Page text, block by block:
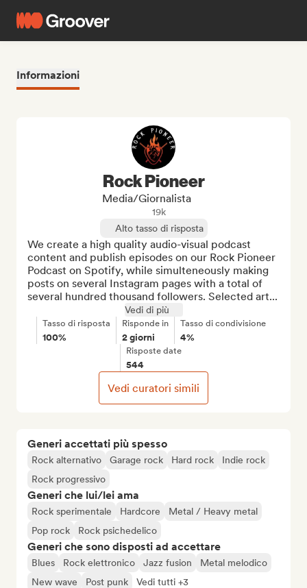
Informazioni
Generi accettati più spesso
Rock alternativo Garage rock Hard rock
Indie rock
Rock progressivo
Generi che lui/lei ama
Rock sperimentale Hardcore
Metal / Heavy metal
Pop rock
Rock psichedelico
Generi che sono disposti ad accettare
Blues Rock elettronico Jazz fusion
Metal melodico
New wave
Post punk Vedi tutti +3
Rock Pioneer
Media/Giornalista
19k
Alto tasso di risposta
We create a high quality audio-visual podcast
content and publish episodes on our Rock Pioneer
Podcast on Spotify, while simulteneously making
posts on several Instagram pages with a total of
several hundred thousand followers. Selected art...
Vedi di più
Tasso di risposta
100%
Risponde in
2 giorni
Tasso di condivisione
4%
Risposte date
544
Vedi curatori simili